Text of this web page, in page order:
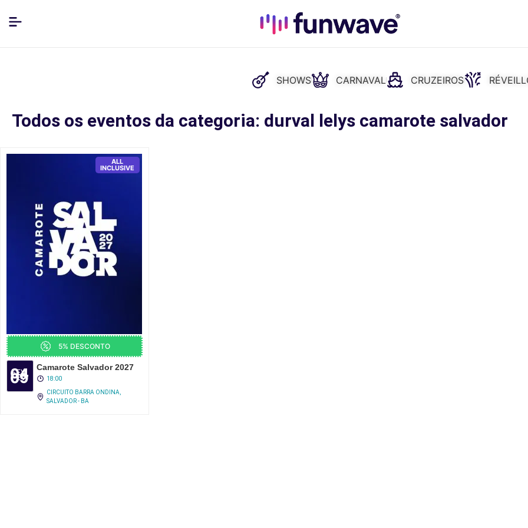
SHOWS CARNAVAL CRUZEIROS
Todos os eventos da categoria: durval lelys camarote salvador
ALL
INCLUSIVE
5% DESCONTO
04
FEV
09
FEV
Camarote Salvador 2027
18:00
CIRCUITO BARRA ONDINA,
SALVADOR - BA